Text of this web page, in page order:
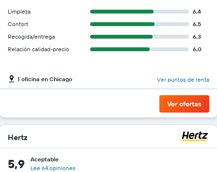
Limpieza
6.4
Confort
6.5
Recogida/entrega
6.3
Relación calidad-precio
6.0
1 oficina en Chicago Ver puntos de renta
Ver ofertas
Hertz
5,9
Aceptable
Lee 64 opiniones